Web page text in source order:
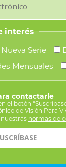
interés
Serie
Mensuales
contactarle
el botón
de Visión Para
normas de